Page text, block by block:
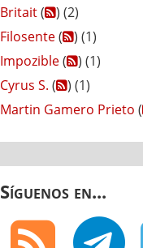
Britait(
) (2)
Filosente(
) (1)
Impozible(
) (1)
Cyrus S. (
) (1)
Martin Gamero Prieto (
Síguenos en...